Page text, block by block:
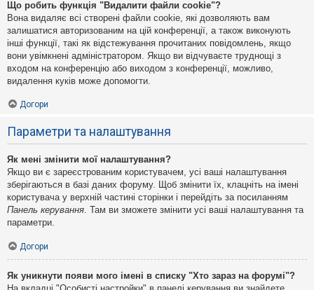
Що робить функція "Видалити файли cookie"?
Вона видаляє всі створені файли cookie, які дозволяють вам
залишатися авторизованим на цій конференції, а також виконують
інші функції, такі як відстежування прочитаних повідомлень, якщо
вони увімкнені адміністратором. Якщо ви відчуваєте труднощі з
входом на конференцію або виходом з конференції, можливо,
видалення куків може допомогти.
Догори
Параметри та налаштування
Як мені змінити мої налаштування?
Якщо ви є зареєстрованим користувачем, усі ваші налаштування
зберігаються в базі даних форуму. Щоб змінити їх, клацніть на імені
користувача у верхній частині сторінки і перейдіть за посиланням
Панель керування . Там ви зможете змінити усі ваші налаштування та
параметри.
Догори
Як уникнути появи мого імені в списку "Хто зараз на форумі"?